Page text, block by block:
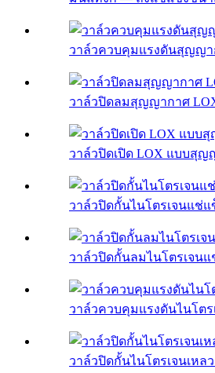
วาล์วควบคุมแรงดันสุญญา
วาล์วปิดลมสุญญากาศ
วาล์วปิดเปิด LOX แบบสุ
วาล์วปิดกั้นไนโตรเจนแช่
วาล์วปิดกั้นลมไนโตรเจน
วาล์วควบคุมแรงดันไนโต
วาล์วปิดกั้นไนโตรเจนเห